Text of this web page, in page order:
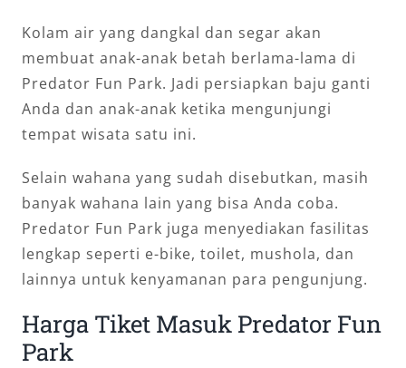
Kolam air yang dangkal dan segar akan
membuat anak-anak betah berlama-lama di
Predator Fun Park. Jadi persiapkan baju ganti
Anda dan anak-anak ketika mengunjungi
tempat wisata satu ini.
Selain wahana yang sudah disebutkan, masih
banyak wahana lain yang bisa Anda coba.
Predator Fun Park juga menyediakan fasilitas
lengkap seperti e-bike, toilet, mushola, dan
lainnya untuk kenyamanan para pengunjung.
Harga Tiket Masuk Predator Fun
Park